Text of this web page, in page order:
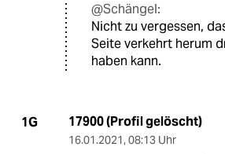
@Schängel:
Nicht zu vergessen,
Seite verkehrt herum
haben kann.
1G 17900 (Profil gelöscht)
16.01.2021, 08:13 Uhr